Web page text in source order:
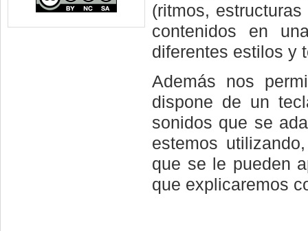
(ritmos,
contenidos en
diferentes estilos y
Además nos
dispone de un
sonidos que se
estemos
que se le pueden
que explicaremos